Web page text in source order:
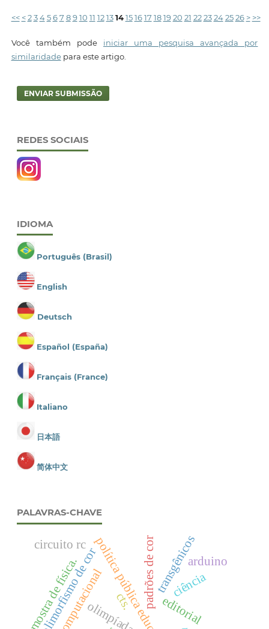
<< < 2 3 4 5 6 7 8 9 10 11 12 13 14 15 16 17 18 19 20 21 22 23 24 25 26 > >>
Você também pode iniciar uma pesquisa avançada por
similaridadepara este artigo.
ENVIAR SUBMISSÃO
REDES SOCIAIS
IDIOMA
Português (Brasil)
English
Deutsch
Español (España)
Français (France)
Italiano
日本語
简体中文
PALAVRAS-CHAVE
editorial
olimpíada
política pública educacional
padrões de cor
polimorfismo de cor
mostra de física. transgênicos
cts.
ciência
arduino
circuito rc